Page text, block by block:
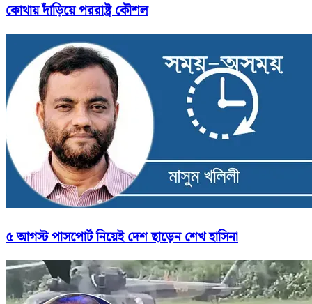
কোথায় দাঁড়িয়ে পররাষ্ট্র কৌশল
৫ আগস্ট পাসপোর্ট নিয়েই দেশ ছাড়েন শেখ হাসিনা